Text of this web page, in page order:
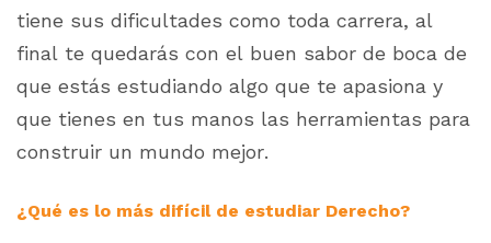
tiene sus dificultades como toda carrera, al
final te quedarás con el buen sabor de boca de
que estás estudiando algo que te apasiona y
que tienes en tus manos las herramientas para
construir un mundo mejor.
¿Qué es lo más difícil de estudiar Derecho?